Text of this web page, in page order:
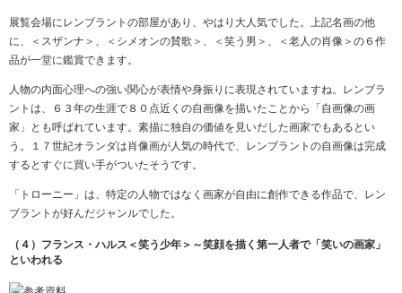
展覧会場にレンブラントの部屋があり、やはり大人気でした。上記名画の他
に、＜スザンナ＞、＜シメオンの賛歌＞、＜笑う男＞、＜老人の肖像＞の６作
品が一堂に鑑賞できます。
人物の内面心理への強い関心が表情や身振りに表現されていますね。レンブラ
ントは、６３年の生涯で８０点近くの自画像を描いたことから「自画像の画
家」とも呼ばれています。素描に独自の価値を見いだした画家でもあるとい
う。１７世紀オランダは肖像画が人気の時代で、レンブラントの自画像は完成
するとすぐに買い手がついたそうです。
「トローニー」は、特定の人物ではなく画家が自由に創作できる作品で、レン
ブラントが好んだジャンルでした。
（４）フランス・ハルス＜笑う少年＞～笑顔を描く第一人者で「笑いの画家」
といわれる